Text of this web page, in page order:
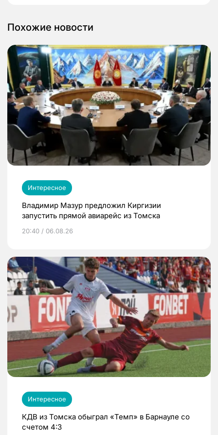
Похожие новости
Интересное
Владимир Мазур предложил Киргизии
запустить прямой авиарейс из Томска
20:40 / 06.08.26
Интересное
КДВ из Томска обыграл «Темп» в Барнауле со
счетом 4:3